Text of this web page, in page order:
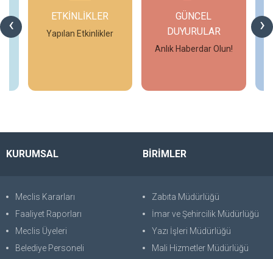
‹ ›
ETKİNLİKLER
Yapılan Etkinlikler
GÜNCEL
DUYURULAR
Anlık Haberdar Olun!
KURUMSAL
Meclis Kararları
Faaliyet Raporları
Meclis Üyeleri
Belediye Personeli
BİRİMLER
Zabıta Müdürlüğü
İmar ve Şehircilik Müdürlüğü
Yazı İşleri Müdürlüğü
Mali Hizmetler Müdürlüğü